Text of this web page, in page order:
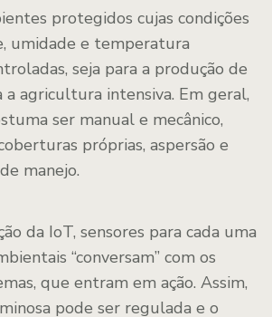
protegidos cujas condições
umidade e temperatura
seja para a produção de
a agricultura intensiva. Em geral,
ser manual e mecânico,
próprias, aspersão e
manejo.
da IoT, sensores para cada uma
“conversam” com os
que entram em ação. Assim,
pode ser regulada e o